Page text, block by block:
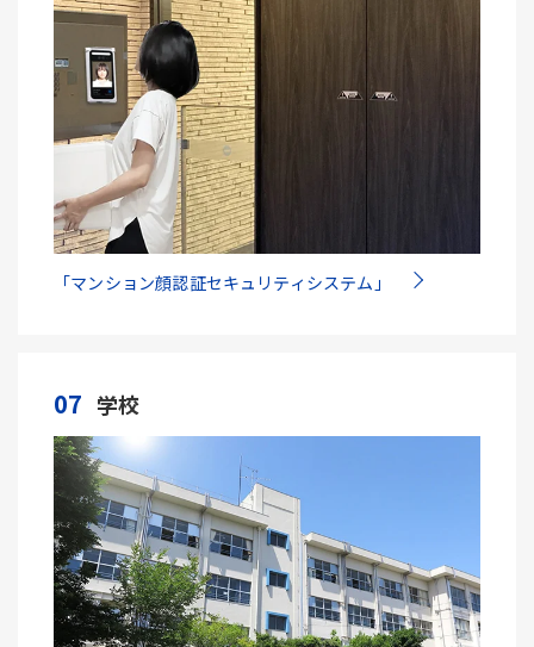
「マンション顔認証セキュリティシステム」
07 学校